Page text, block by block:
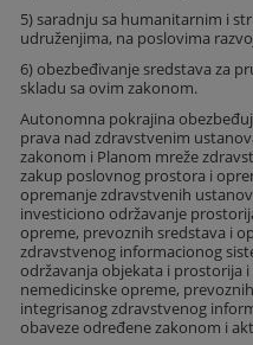
5) saradnju sa humanitarnim i
udruženjima, na poslovima
6) obezbeđivanje sredstava za
skladu sa ovim zakonom.
Autonomna pokrajina
prava nad zdravstvenim
zakonom i Planom mreže
zakup poslovnog prostora i
opremanje zdravstvenih
investiciono održavanje
opreme, prevoznih sredstava i
zdravstvenog informacionog
održavanja objekata i prostorija
nemedicinske opreme,
integrisanog zdravstvenog
obaveze određene zakonom i